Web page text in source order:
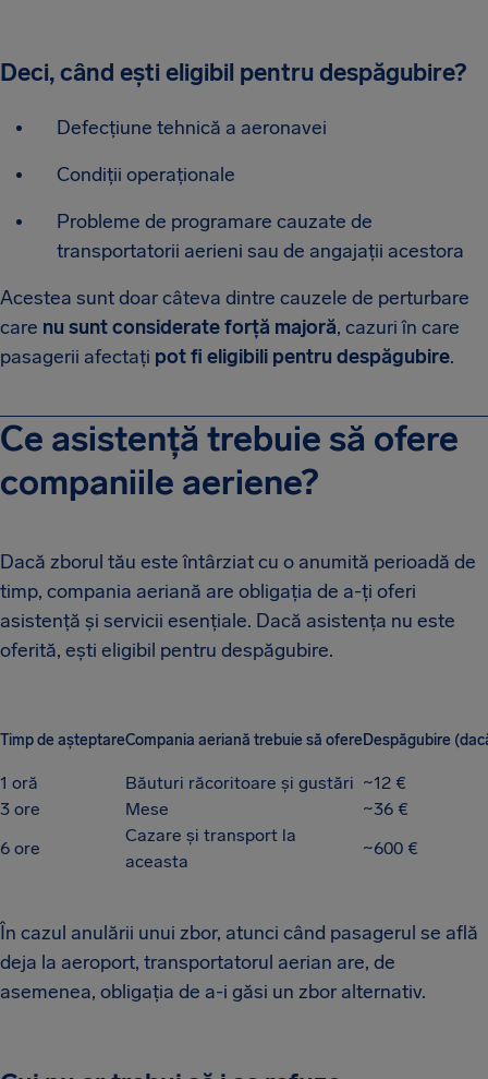
Deci, când ești eligibil pentru despăgubire?
Defecțiune tehnică a aeronavei
Condiții operaționale
Probleme de programare cauzate de
transportatorii aerieni sau de angajații acestora
Acestea sunt doar câteva dintre cauzele de perturbare
care nu sunt considerate forță majoră, cazuri în care
pasagerii afectați pot fi eligibili pentru despăgubire.
Ce asistență trebuie să ofere
companiile aeriene?
Dacă zborul tău este întârziat cu o anumită perioadă de
timp, compania aeriană are obligația de a-ți oferi
asistență și servicii esențiale. Dacă asistența nu este
oferită, ești eligibil pentru despăgubire.
Timp de așteptareCompania aeriană trebuie să ofereDespăgubire
1 oră Băuturi răcoritoare și gustări ~12 €
3 ore
Mese
~36 €
6 ore
Cazare și transport la
aceasta
~600 €
În cazul anulării unui zbor, atunci când pasagerul se află
deja la aeroport, transportatorul aerian are, de
asemenea, obligația de a-i găsi un zbor alternativ.